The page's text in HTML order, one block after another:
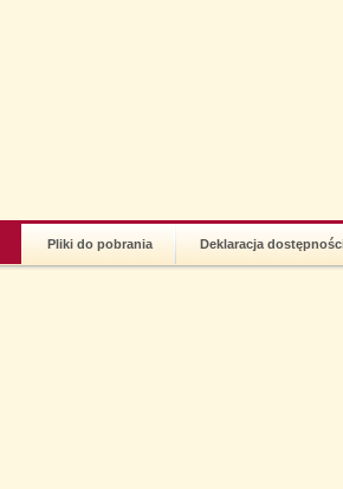
Pliki do pobrania Deklaracja